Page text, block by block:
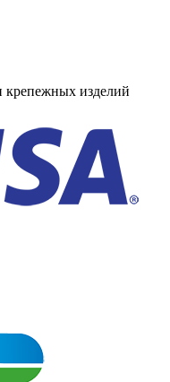
крепежных изделий